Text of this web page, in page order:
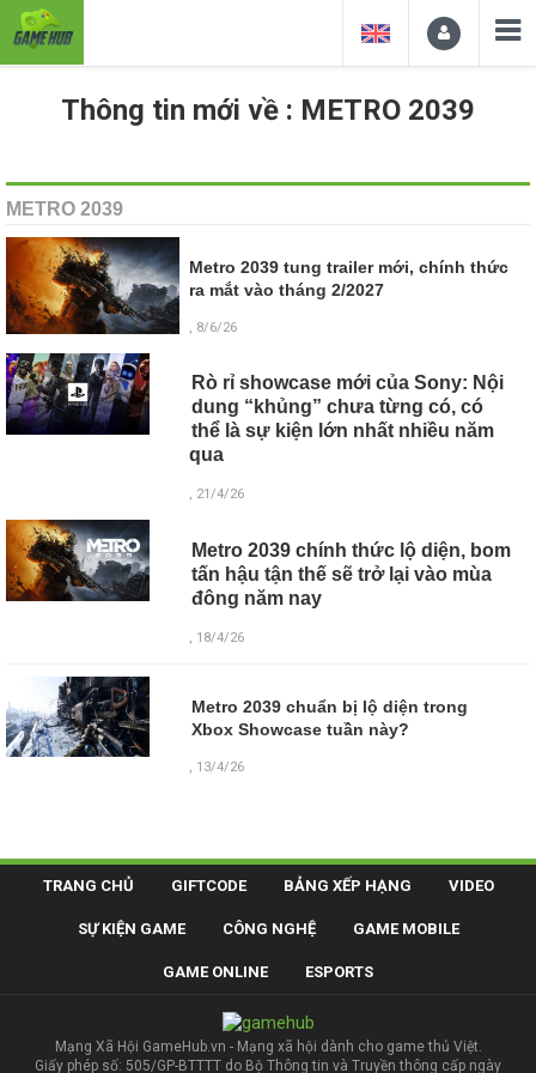
Thông tin mới về : METRO 2039
METRO 2039
Metro 2039 tung trailer mới, chính thức
ra mắt vào tháng 2/2027
, 8/6/26
Rò rỉ showcase mới của Sony: Nội
dung “khủng” chưa từng có, có
thể là sự kiện lớn nhất nhiều năm
qua
, 21/4/26
Metro 2039 chính thức lộ diện, bom
tấn hậu tận thế sẽ trở lại vào mùa
đông năm nay
, 18/4/26
Metro 2039 chuẩn bị lộ diện trong
Xbox Showcase tuần này?
, 13/4/26
TRANG CHỦ GIFTCODE BẢNG XẾP HẠNG VIDEO
SỰ KIỆN GAME CÔNG NGHỆ GAME MOBILE
GAME ONLINE ESPORTS
Mạng Xã Hội GameHub.vn - Mạng xã hội dành cho game thủ Việt.
Giấy phép số: 505/GP-BTTTT do Bộ Thông tin và Truyền thông cấp ngày